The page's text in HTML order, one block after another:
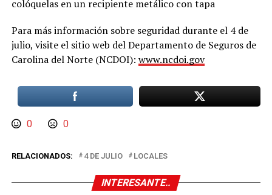
colóquelas en un recipiente metálico con tapa
Para más información sobre seguridad durante el 4 de
julio, visite el sitio web del Departamento de Seguros de
Carolina del Norte (NCDOI): www.ncdoi.gov
0 0
RELACIONADOS: 4 DE JULIO LOCALES
INTERESANTE..